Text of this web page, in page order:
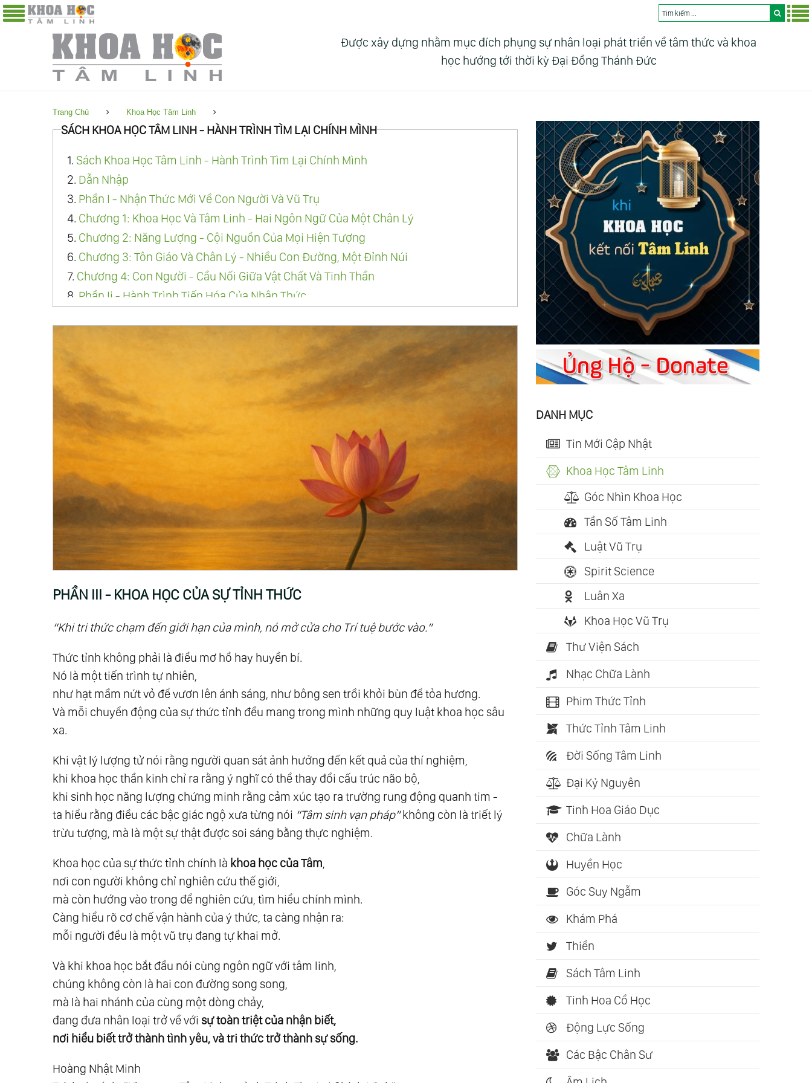
Được xây dựng nhằm mục đích phụng sự nhân loại phát triển về tâm thức và khoa
học hướng tới thời kỳ Đại Đồng Thánh Đức
Trang Chủ Khoa Học Tâm Linh
SÁCH KHOA HỌC TÂM LINH - HÀNH TRÌNH TÌM LẠI CHÍNH MÌNH
1. Sách Khoa Học Tâm Linh - Hành Trình Tìm Lại Chính Mình
2. Dẫn Nhập
3. Phần I - Nhận Thức Mới Về Con Người Và Vũ Trụ
4. Chương 1: Khoa Học Và Tâm Linh - Hai Ngôn Ngữ Của Một Chân Lý
5. Chương 2: Năng Lượng - Cội Nguồn Của Mọi Hiện Tượng
6. Chương 3: Tôn Giáo Và Chân Lý - Nhiều Con Đường, Một Đỉnh Núi
7. Chương 4: Con Người - Cầu Nối Giữa Vật Chất Và Tinh Thần
8. Phần Ii - Hành Trình Tiến Hóa Của Nhận Thức
Chương 6: Luật Nhân Quả Và Sự Công Bằng Của Vũ Trụ
11.
Chương 8: Tình Yêu - Ngôn Ngữ Cao Nhất Của Vũ Trụ
13.
Phần Iii - Khoa Học Của Sự Tỉnh Thức
Chương 9: Trung Đạo - Giao Điểm Của Mọi Con Đường
15.Chương 10: Tâm Trí Kiến Tạo Ra Thiên Đường Và Địa Ngục
16.
17.
Phần Iv - Sống Như Một Sinh Thể Toàn Thể
Chương 13: Giáo Dục Thuận Tự Nhiên
20.Chương 14: Từ Bi Với Chính Mình - Khởi Điểm Của Mọi Chữa Lành
Chương 15: Khi Ta Trưởng Thành
22.Chương 16: Hòa Nhập Cùng Vũ Trụ - Sống Như Một Phần Của Toàn Thể
23. Phần V - Tổng Hợp Và Khai Mở
Chương 17: Những Cấp Độ Nhận Thức Của Con Người
25.Chương 18: Từ Tôn Giáo Đến Tâm Linh - Hành Trình Quay Về Chính Mình
27.Phần Vi - Giải Ngộ
28.Nhóm 1: Giải Ngộ Xã Hội - Nhân Loại
29.Giải Ngộ 01: Về Phân Biệt Chủng Tộc
30.Giải Ngộ 02: Về Phân Biệt Tôn Giáo
32.Giải Ngộ 04: Về Cái Thiện Và Cái Ác
33.Giải Ngộ 05: Về Ăn Chay Và Ăn Mặn
34.Giải Ngộ 06: Về Tiền Và Đồng Tiền Hạnh Phúc
35.Nhóm 2: Giải Ngộ Thân Phận Con Người
36.Giải Ngộ 07: Về Khổ Đau
37. Giải Ngộ 08: Về Sinh Và Tử
38.Giải Ngộ 09: Về Ý Nghĩa Sự Sống
39.Giải Ngộ 10: Về Tự Do Ý Chí
40.Giải Ngộ 11: Về Định Mệnh Và Sự An Bài
41.Giải Ngộ 12: Về Nỗi Sợ Và Sự Tin Tưởng
43. Giải Ngộ 13: Về Cái Tôi - Bản Ngã - Ego
44. Giải Ngộ 14: Về Hạnh Phúc
45. Giải Ngộ 15: Về Biết Ơn
46.Giải Ngộ 16: Về Tha Thứ
Giải Ngộ 17: Về Tình Yêu Và Trách Nhiệm
48.Giải Ngộ 18: Về Tâm Và Trí
PHẦN III - KHOA HỌC CỦA SỰ TỈNH THỨC
“Khi tri thức chạm đến giới hạn của mình, nó mở cửa cho Trí tuệ bước vào.”
Thức tỉnh không phải là điều mơ hồ hay huyền bí.
Nó là một tiến trình tự nhiên,
như hạt mầm nứt vỏ để vươn lên ánh sáng, như bông sen trồi khỏi bùn để tỏa hương.
Và mỗi chuyển động của sự thức tỉnh đều mang trong mình những quy luật khoa học sâu
xa.
Khi vật lý lượng tử nói rằng người quan sát ảnh hưởng đến kết quả của thí nghiệm,
khi khoa học thần kinh chỉ ra rằng ý nghĩ có thể thay đổi cấu trúc não bộ,
khi sinh học năng lượng chứng minh rằng cảm xúc tạo ra trường rung động quanh tim -
ta hiểu rằng điều các bậc giác ngộ xưa từng nói “Tâm sinh vạn pháp”không còn là triết lý
trừu tượng, mà là một sự thật được soi sáng bằng thực nghiệm.
Khoa học của sự thức tỉnh chính là khoa học của Tâm,
nơi con người không chỉ nghiên cứu thế giới,
mà còn hướng vào trong để nghiên cứu, tìm hiểu chính mình.
Càng hiểu rõ cơ chế vận hành của ý thức, ta càng nhận ra:
mỗi người đều là một vũ trụ đang tự khai mở.
Và khi khoa học bắt đầu nói cùng ngôn ngữ với tâm linh,
chúng không còn là hai con đường song song,
mà là hai nhánh của cùng một dòng chảy,
đang đưa nhân loại trở về với sự toàn triệt của nhận biết,
nơi hiểu biết trở thành tình yêu, và tri thức trở thành sự sống.
Hoàng Nhật Minh
DANH MỤC
Tin Mới Cập Nhật
Khoa Học Tâm Linh
Góc Nhìn Khoa Học
Tần Số Tâm Linh
Luật Vũ Trụ
Spirit Science
Luân Xa
Khoa Học Vũ Trụ
Thư Viện Sách
Nhạc Chữa Lành
Phim Thức Tỉnh
Thức Tỉnh Tâm Linh
Đời Sống Tâm Linh
Đại Kỷ Nguyên
Tinh Hoa Giáo Dục
Chữa Lành
Huyền Học
Góc Suy Ngẫm
Khám Phá
Thiền
Sách Tâm Linh
Tinh Hoa Cổ Học
Động Lực Sống
Các Bậc Chân Sư